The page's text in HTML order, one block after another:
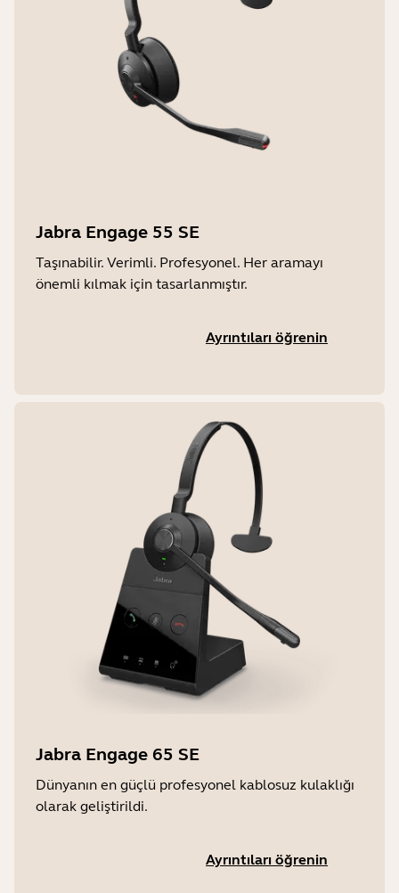
Jabra Engage 55 SE
Taşınabilir. Verimli. Profesyonel. Her aramayı
önemli kılmak için tasarlanmıştır.
Ayrıntıları öğrenin
Jabra Engage 65 SE
Dünyanın en güçlü profesyonel kablosuz kulaklığı
olarak geliştirildi.
Ayrıntıları öğrenin